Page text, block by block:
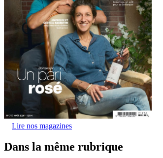
Lire nos magazines
Dans la même rubrique